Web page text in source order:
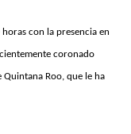
con la presencia en
coronado
Quintana Roo, que le ha